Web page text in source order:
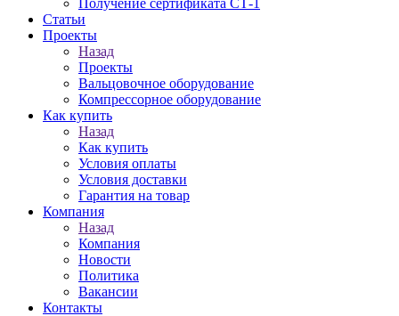
Получение сертификата СТ-1
Статьи
Проекты
Назад
Проекты
Вальцовочное оборудование
Компрессорное оборудование
Как купить
Назад
Как купить
Условия оплаты
Условия доставки
Гарантия на товар
Компания
Назад
Компания
Новости
Политика
Вакансии
Контакты